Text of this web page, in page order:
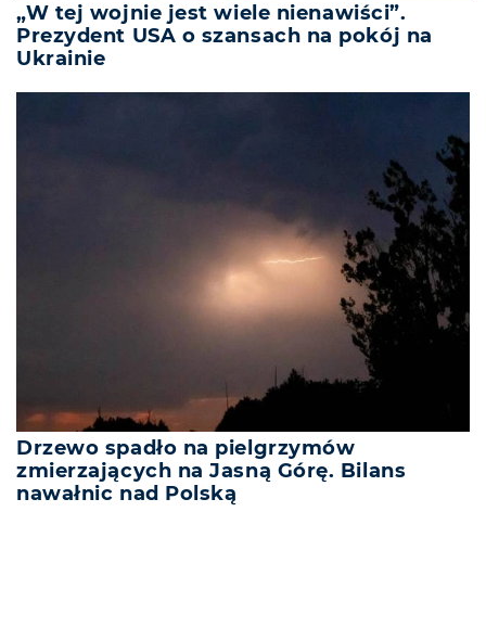
„W tej wojnie jest wiele nienawiści”.
Prezydent USA o szansach na pokój na
Ukrainie
Drzewo spadło na pielgrzymów
zmierzających na Jasną Górę. Bilans
nawałnic nad Polską